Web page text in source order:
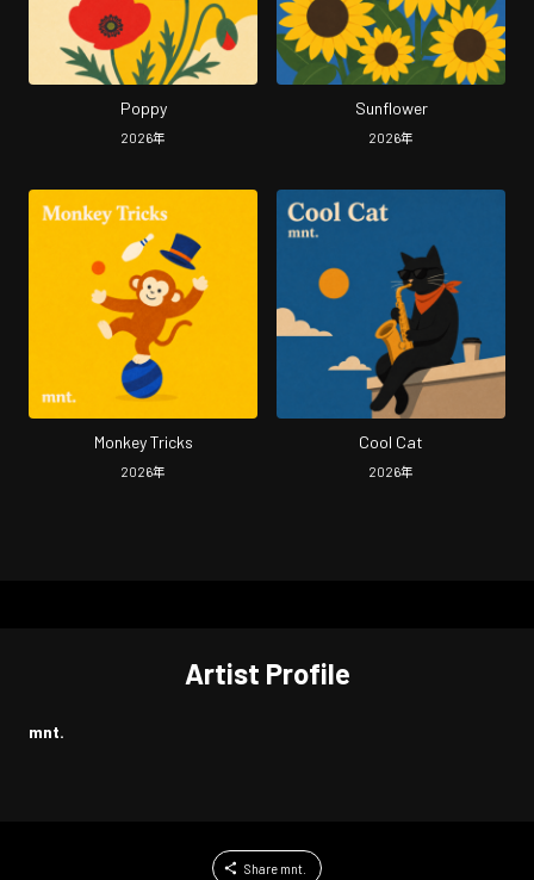
Poppy
2026年
Sunflower
2026年
Monkey Tricks
2026年
Cool Cat
2026年
Artist Profile
mnt.
Share mnt.